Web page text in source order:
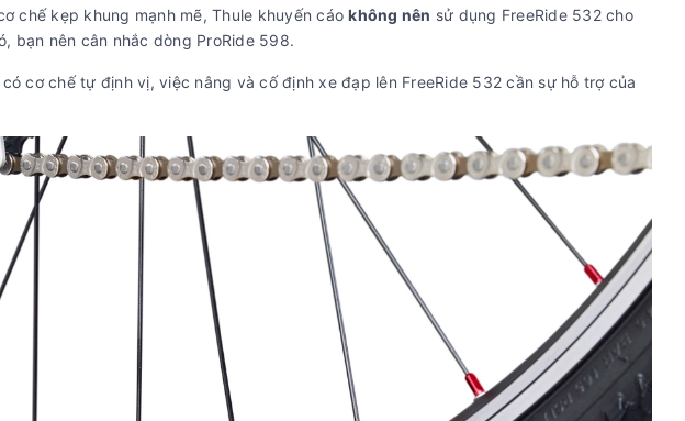
chế kẹp khung mạnh mẽ, Thule khuyến cáokhông nên sử dụng FreeRide 532 cho
bạn nên cân nhắc dòng ProRide 598.
cơ chế tự định vị, việc nâng và cố định xe đạp lên FreeRide 532 cần sự hỗ trợ của